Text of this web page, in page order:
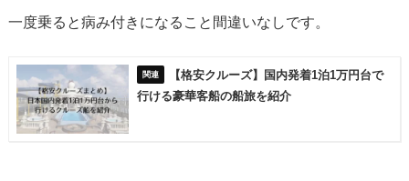
一度乗ると病み付きになること間違いなしです。
【格安クルーズ】国内発着1泊1万円台で
行ける豪華客船の船旅を紹介